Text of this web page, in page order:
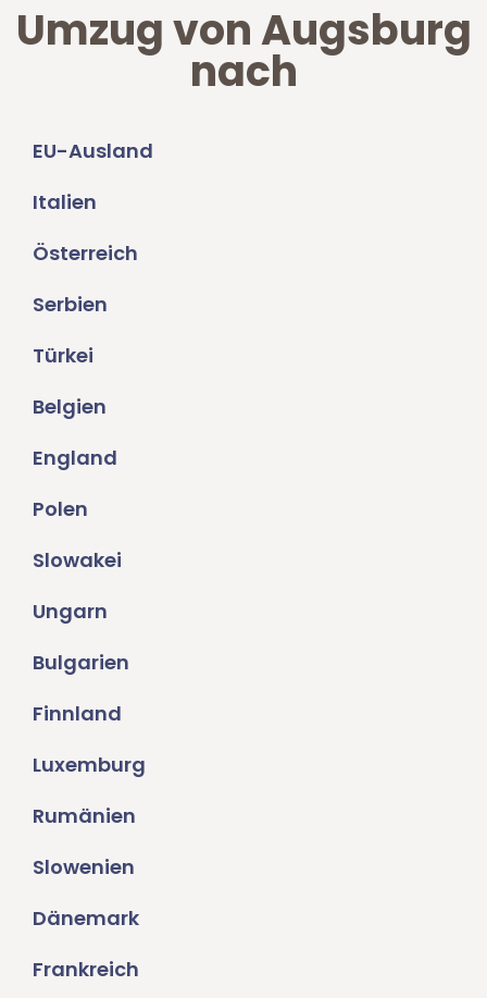
Umzug von Augsburg
nach
EU-Ausland
Italien
Österreich
Serbien
Türkei
Belgien
England
Polen
Slowakei
Ungarn
Bulgarien
Finnland
Luxemburg
Rumänien
Slowenien
Dänemark
Frankreich